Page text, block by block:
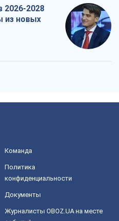
2026-2028
из новых
Команда
Политика
конфиденциальности
Документы
Журналисты OBOZ.UA на месте